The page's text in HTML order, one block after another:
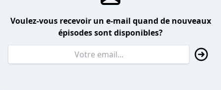
Voulez-vous recevoir un e-mail quand de nouveaux
épisodes sont disponibles?